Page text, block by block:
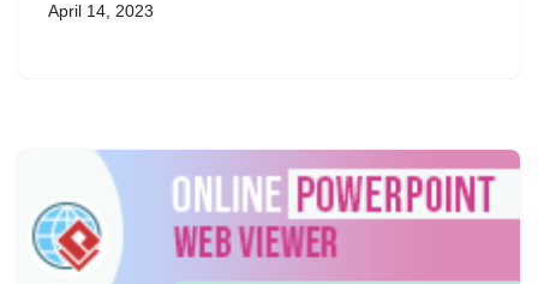
April 14, 2023